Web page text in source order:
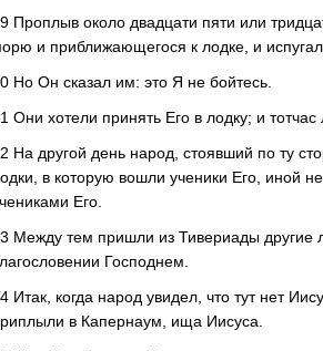
Проплыв около двадцати пяти или
и приближающегося к лодке, и
Но Он сказал им: это Я не бойтесь.
Они хотели принять Его в лодку; и
На другой день народ, стоявший по ту
в которую вошли ученики Его, иной
Его.
Между тем пришли из Тивериады другие
Господнем.
Итак, когда народ увидел, что тут нет
в Капернаум, ища Иисуса.